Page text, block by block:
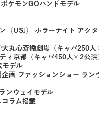
ケモンGOハンドモデル
（USJ） ホラーナイト アク
丸心斎橋劇場（キャパ250
ィ京都（キャパ450人×2公演
モデル
画 ファッションショー ラン
ンウェイモデル
ラム掲載